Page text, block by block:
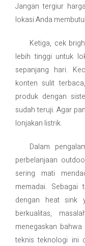
Jangan tergiur
lokasi Anda
Ketiga, cek
lebih tinggi untuk
sepanjang hari.
konten sulit
produk dengan
sudah teruji. Agar
lonjakan listrik.
Dalam
perbelanjaan
sering mati
memadai. Sebagai
dengan heat sink
berkualitas,
menegaskan
teknis teknologi ini